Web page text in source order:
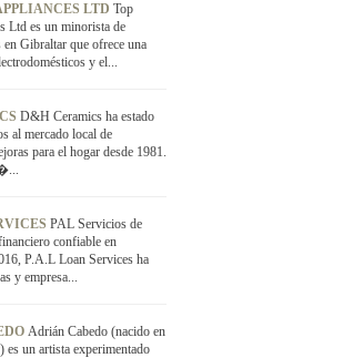
LTD Top
Ltd es un minorista de
en Gibraltar que ofrece una
y el...
D&H Ceramics ha estado
al mercado local de
para el hogar desde 1981.
PAL Servicios de
confiable en
P.A.L Loan Services ha
y empresa...
Adrián Cabedo (nacido en
es un artista experimentado